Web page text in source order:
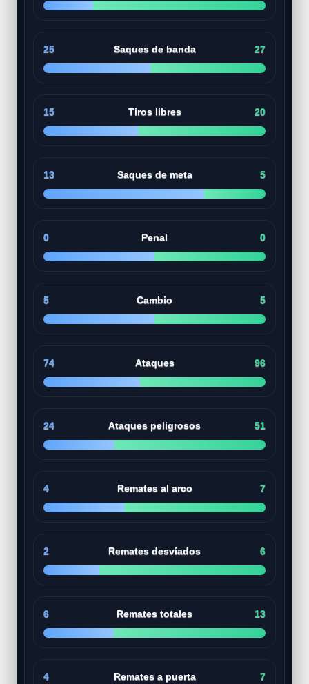
25 Saques de banda 27
15 Tiros libres 20
13 Saques de meta 5
0 Penal 0
5 Cambio 5
74 Ataques 96
24 Ataques peligrosos 51
4 Remates al arco 7
2 Remates desviados 6
6 Remates totales 13
4 Remates a puerta 7